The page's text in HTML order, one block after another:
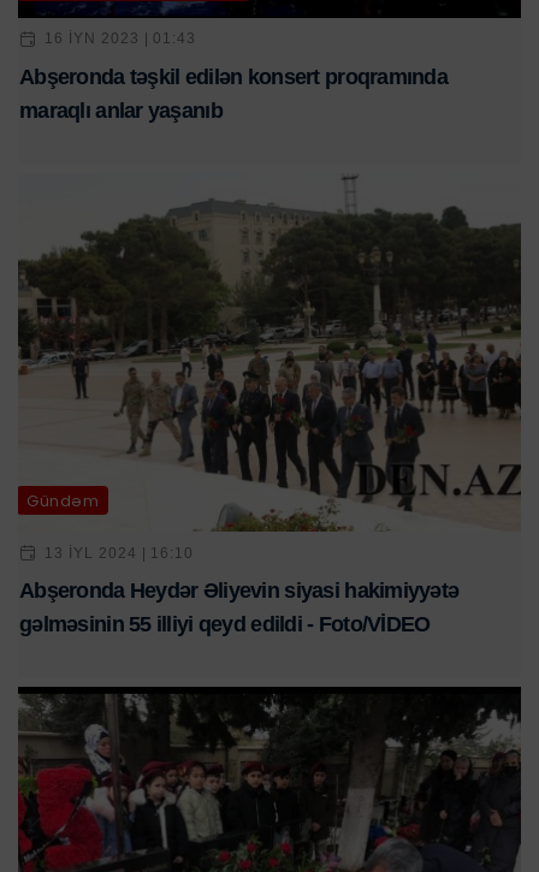
16 IYN 2023 | 01:43
Abşeronda təşkil edilən konsert proqramında
maraqlı anlar yaşanıb
Gündəm
13 IYL 2024 | 16:10
Abşeronda Heydər Əliyevin siyasi hakimiyyətə
gəlməsinin 55 illiyi qeyd edildi - Foto/VİDEO